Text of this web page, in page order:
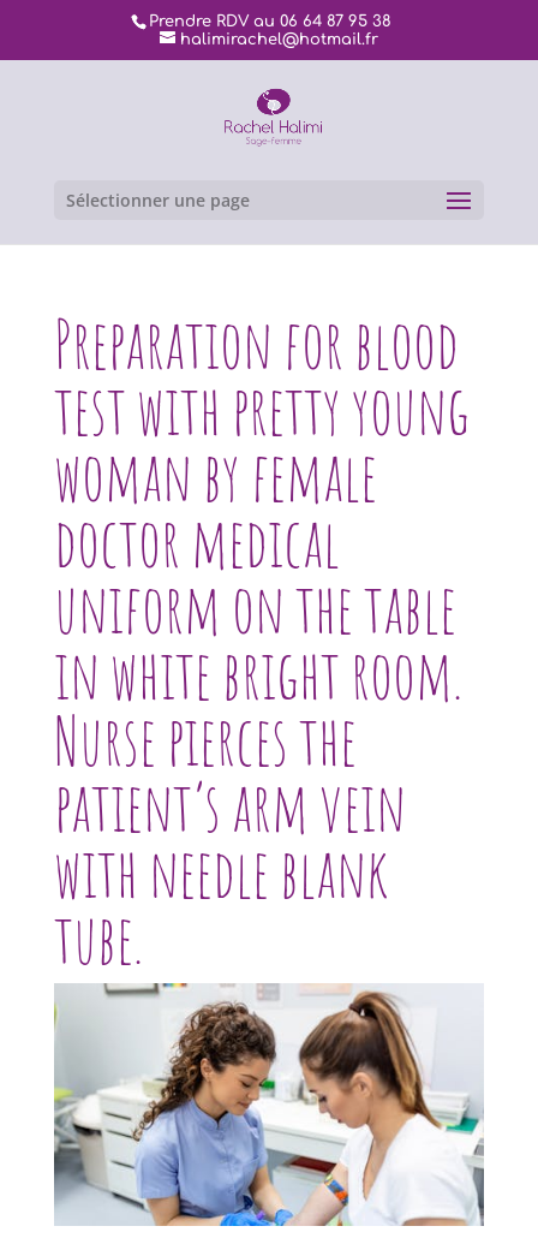
Prendre RDV au 06 64 87 95 38
halimirachel@hotmail.fr
Sélectionner une page
Preparation for blood
test with pretty young
woman by female
doctor medical
uniform on the table
in white bright room.
Nurse pierces the
patient’s arm vein
with needle blank
tube.